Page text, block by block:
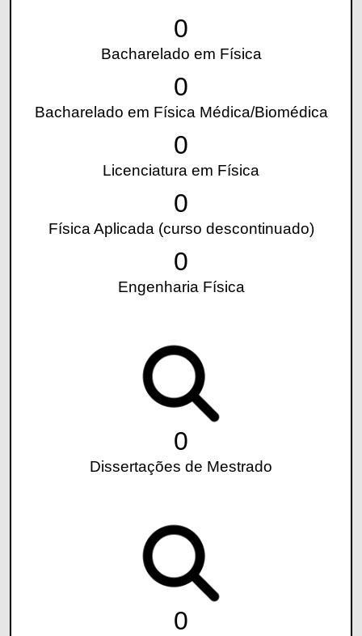
0
Bacharelado em Física
0
Bacharelado em Física Médica/Biomédica
0
Licenciatura em Física
0
Física Aplicada (curso descontinuado)
0
Engenharia Física
0
Dissertações de Mestrado
0